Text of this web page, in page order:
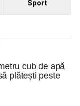
Sport
cub de apă
plătești peste